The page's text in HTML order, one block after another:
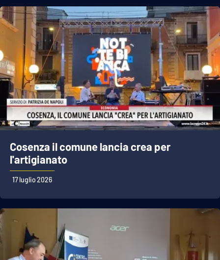
Cosenza il comune lancia crea per
l'artigianato
17 luglio 2026